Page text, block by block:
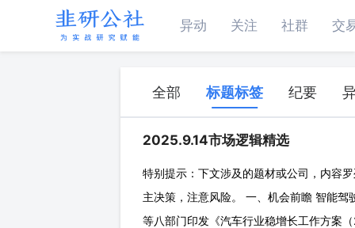
异动 关注 社群 交
全部 标题标签 纪要
2025.9.14市场逻辑精选
特别提示：下文涉及的题材或公司，内容
主决策，注意风险。 一、机会前瞻 智能
等八部门印发《汽车行业稳增长工作方案